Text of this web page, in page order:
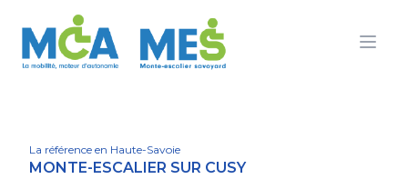
La référence en Haute-Savoie
MONTE-ESCALIER SUR CUSY